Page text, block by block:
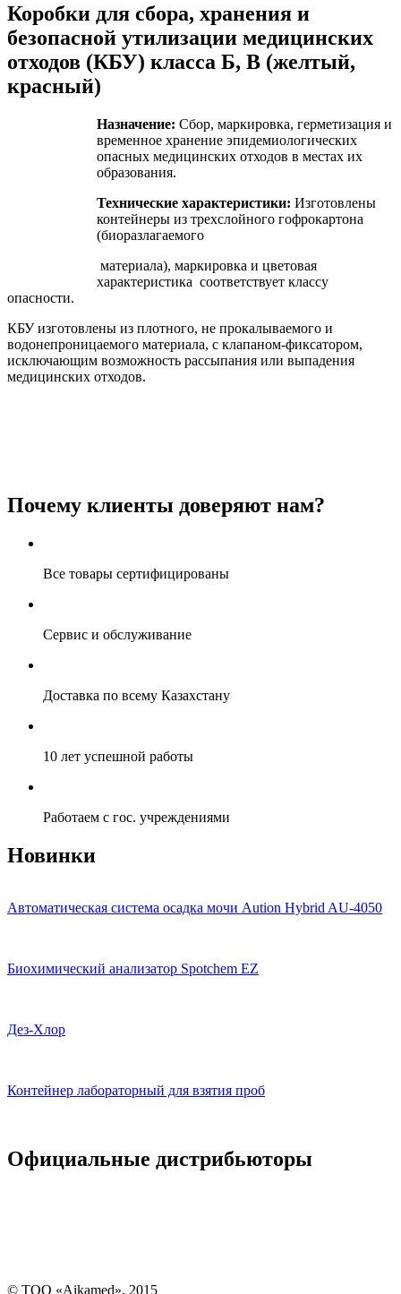
Коробки для сбора, хранения и
безопасной утилизации медицинских
отходов (КБУ) класса Б, В (желтый,
красный)
Назначение: Сбор, маркировка, герметизация и
временное хранение эпидемиологических
опасных медицинских отходов в местах их
образования.
Технические характеристики:Изготовлены
контейнеры из трехслойного гофрокартона
(биоразлагаемого
материала), маркировка и цветовая
характеристика соответствует классу
опасности.
КБУ изготовлены из плотного, не прокалываемого и
водонепроницаемого материала, с клапаном-фиксатором,
исключающим возможность рассыпания или выпадения
медицинских отходов.
Почему клиенты доверяют нам?
Все товары сертифицированы
Сервис и обслуживание
Доставка по всему Казахстану
10 лет успешной работы
Работаем с гос. учреждениями
Новинки
Автоматическая система осадка мочи Aution Hybrid AU-4050
Биохимический анализатор Spotchem EZ
Дез-Хлор
Контейнер лабораторный для взятия проб
Официальные дистрибьюторы
© ТОО «Aikamed», 2015